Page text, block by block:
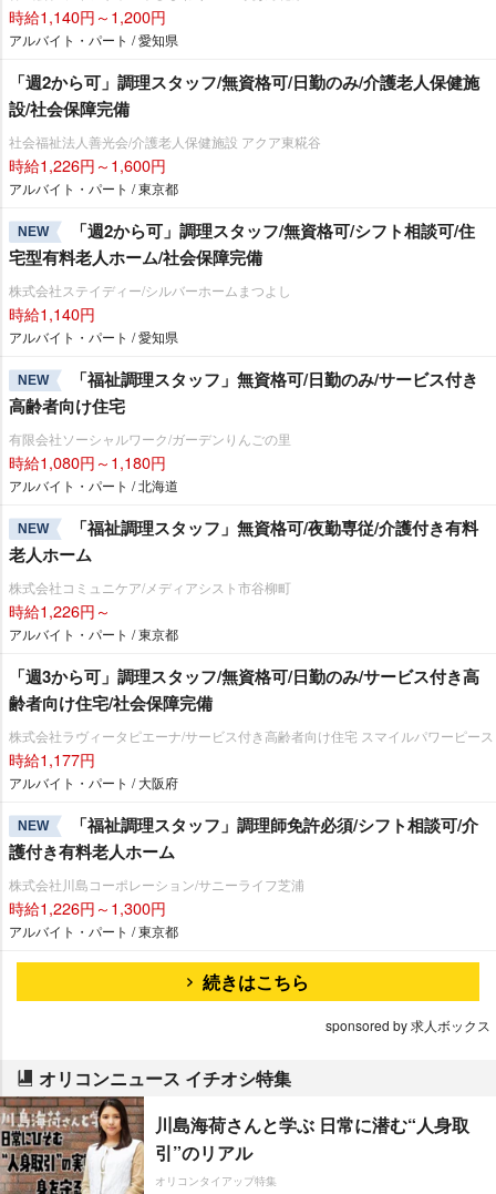
時給1,140円～1,200円
アルバイト・パート / 愛知県
「週2から可」調理スタッフ/無資格可/日勤のみ/介護老人保健施
設/社会保障完備
社会福祉法人善光会/介護老人保健施設 アクア東糀谷
時給1,226円～1,600円
アルバイト・パート / 東京都
NEW
「週2から可」調理スタッフ/無資格可/シフト相談可/住
宅型有料老人ホーム/社会保障完備
株式会社ステイディー/シルバーホームまつよし
時給1,140円
アルバイト・パート / 愛知県
NEW
「福祉調理スタッフ」無資格可/日勤のみ/サービス付き
高齢者向け住宅
有限会社ソーシャルワーク/ガーデンりんごの里
時給1,080円～1,180円
アルバイト・パート / 北海道
NEW
「福祉調理スタッフ」無資格可/夜勤専従/介護付き有料
老人ホーム
株式会社コミュニケア/メディアシスト市谷柳町
時給1,226円～
アルバイト・パート / 東京都
「週3から可」調理スタッフ/無資格可/日勤のみ/サービス付き高
齢者向け住宅/社会保障完備
株式会社ラヴィータピエーナ/サービス付き高齢者向け住宅 スマイルパワーピース
時給1,177円
アルバイト・パート / 大阪府
NEW
「福祉調理スタッフ」調理師免許必須/シフト相談可/介
護付き有料老人ホーム
株式会社川島コーポレーション/サニーライフ芝浦
時給1,226円～1,300円
アルバイト・パート / 東京都
続きはこちら
sponsored by 求人ボックス
オリコンニュース イチオシ特集
川島海荷さんと学ぶ 日常に潜む“人身取
引”のリアル
オリコンタイアップ特集